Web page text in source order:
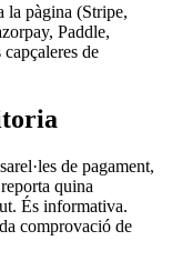
la pàgina (Stripe,
Paddle,
de
de pagament,
quina
És informativa.
comprovació de